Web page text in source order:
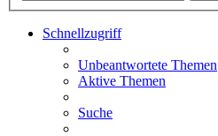
Schnellzugriff
Unbeantwortete Themen
Aktive Themen
Suche